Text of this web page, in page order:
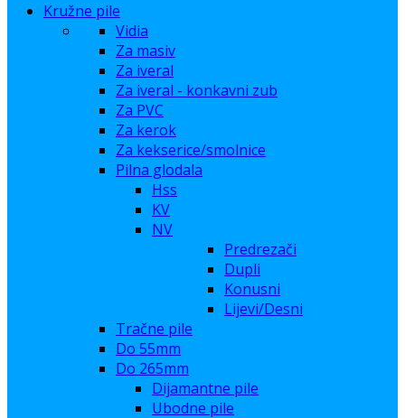
Kružne pile
Vidia
Za masiv
Za iveral
Za iveral - konkavni zub
Za PVC
Za kerok
Za kekserice/smolnice
Pilna glodala
Hss
KV
NV
Predrezači
Dupli
Konusni
Lijevi/Desni
Tračne pile
Do 55mm
Do 265mm
Dijamantne pile
Ubodne pile